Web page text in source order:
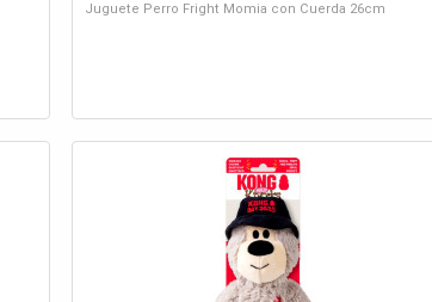
Juguete Perro Fright Momia con Cuerda 26cm